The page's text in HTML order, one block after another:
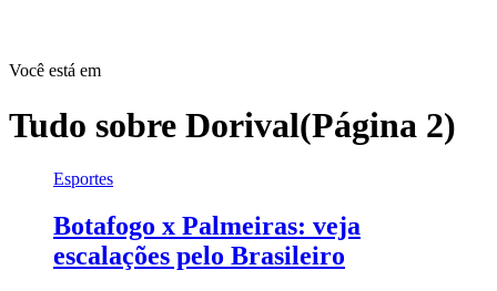
Você está em
Tudo sobre Dorival(Página 2)
Esportes
Botafogo x Palmeiras: veja
escalações pelo Brasileiro